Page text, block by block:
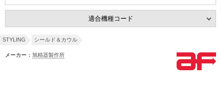
適合機種コード
STYLING シールド＆カウル
メーカー： 旭精器製作所